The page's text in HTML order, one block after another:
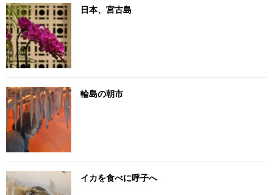
日本、宮古島
輪島の朝市
イカを食べに呼子へ